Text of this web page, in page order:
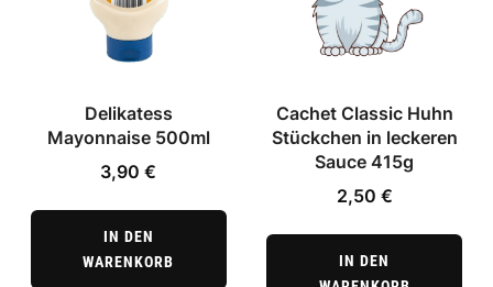
Delikatess
Mayonnaise 500ml
3,90€
IN DEN
WARENKORB
Cachet Classic Huhn
Stückchen in leckeren
Sauce 415g
2,50 €
IN DEN